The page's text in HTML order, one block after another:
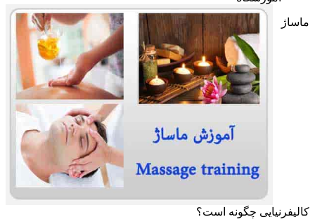
ماساژ
کالیفرنیایی چگونه است؟